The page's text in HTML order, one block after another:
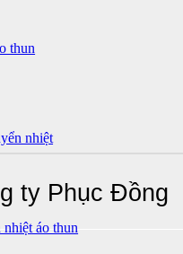
thun
nhiệt
áo thun
ty Phục Đồng